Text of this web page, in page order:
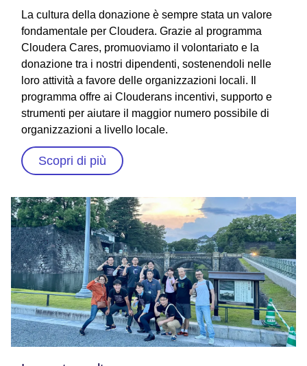
La cultura della donazione è sempre stata un valore
fondamentale per Cloudera. Grazie al programma
Cloudera Cares, promuoviamo il volontariato e la
donazione tra i nostri dipendenti, sostenendoli nelle
loro attività a favore delle organizzazioni locali. Il
programma offre ai Clouderans incentivi, supporto e
strumenti per aiutare il maggior numero possibile di
organizzazioni a livello locale.
Scopri di più